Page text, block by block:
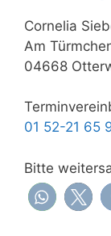
Cornelia
Am
04668
01 52-21 65
Bitte